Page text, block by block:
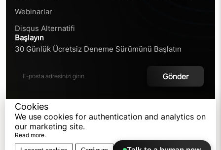
Webinarlar
Disqus Alternatifi
Başlayın
30 Günlük Ücretsiz Deneme Sürümünü Başlatın
Gönder
©2026
FastComments. Tüm
hakları saklıdır.
Cookies
We use cookies for authentication and analytics on
our marketing site.
Read more.